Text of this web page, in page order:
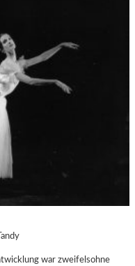
war zweifelsohne